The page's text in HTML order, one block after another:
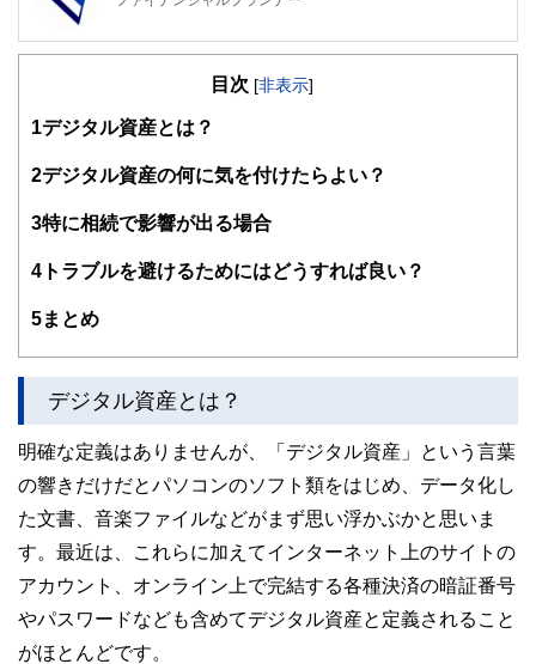
FinancialField編集部は、金融、経済に関する記事を、日々
知識がない方でも理解できるようわかりやすく発信していま
得者を中心に「お金や暮らし」に関する書籍・雑誌の編集経
験者で構成され、企画立案から記事掲載まですべての工程に
護士、税理士、宅地建物取引士、相続診断士、住宅ローンア
かしく感じられる年金や税金、相続、保険、ローンなどの話
をわかりやすく発信している点です。
執筆者・監修者による執筆体制を築くことで、内容のわかり
やすさはもちろんのこと、読み応えのあるコンテンツと確か
な情報発信を実現しています。
私たちは、快適でより良い生活のアイデアを提供するお金の
コンシェルジュを目指します。
目次 [非表示]
1デジタル資産とは？
2デジタル資産の何に気を付けたらよい？
3特に相続で影響が出る場合
4 トラブルを避けるためにはどうすれば良い？
5まとめ
デジタル資産とは？
明確な定義はありませんが、「デジタル資産」という言葉
の響きだけだとパソコンのソフト類をはじめ、データ化し
た文書、音楽ファイルなどがまず思い浮かぶかと思いま
す。最近は、これらに加えてインターネット上のサイトの
アカウント、オンライン上で完結する各種決済の暗証番号
やパスワードなども含めてデジタル資産と定義されること
がほとんどです。